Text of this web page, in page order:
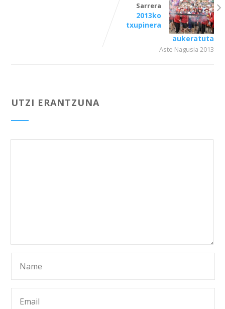
Sarrera
2013ko
txupinera
aukeratuta
Aste Nagusia 2013
UTZI ERANTZUNA